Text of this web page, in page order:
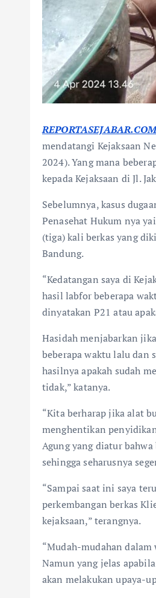
REPORTASEJABAR.COM
mendatangi Kejaksaan
2024). Yang mana
kepada Kejaksaan di Jl.
Sebelumnya, kasus
Penasehat Hukum nya
(tiga) kali berkas yang
Bandung.
“Kedatangan saya di
hasil labfor beberapa
dinyatakan P21 atau
Hasidah menjabarkan
beberapa waktu lalu dan
hasilnya apakah sudah
tidak,” katanya.
“Kita berharap jika alat
menghentikan
Agung yang diatur
sehingga seharusnya
“Sampai saat ini saya
perkembangan berkas
kejaksaan,” terangnya.
“Mudah-mudahan
Namun yang jelas
akan melakukan upaya-